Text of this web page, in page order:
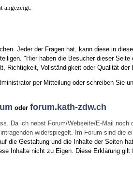
angezeigt.
Jeder der Fragen hat, kann diese in
"Hier haben die Besucher dieser
Richtigkeit, Vollständigkeit oder Qualität der
per Mitteilung oder schreiben Sie
oderforum.kath-zdw.ch
Da ich nebst Forum/Webseite/E-Mail
widerspiegelt. Im Forum sind die
die Gestaltung und die Inhalte der Seiten
Inhalte nicht zu Eigen. Diese Erklärung